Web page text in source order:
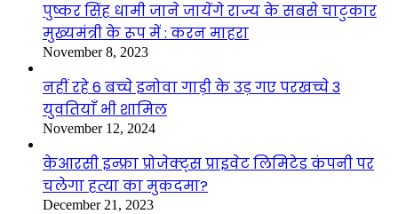
पुष्कर सिंह धामी जाने जायेंगे राज्य के सबसे चाटुकार
मुख्यमंत्री के रूप में : करन माहरा
November 8, 2023
नहीं रहे 6 बच्चे इनोवा गाड़ी के उड़ गए परखच्चे 3
युवतियाँ भी शामिल
November 12, 2024
केआरसी इन्फ्रा प्रोजेक्ट्स प्राइवेट लिमिटेड कंपनी पर
चलेगा हत्या का मुकदमा?
December 21, 2023